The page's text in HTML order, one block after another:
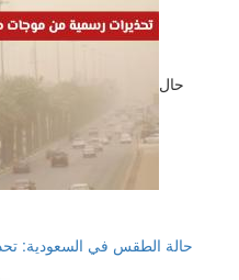
حال
حالة الطقس في السعودية: